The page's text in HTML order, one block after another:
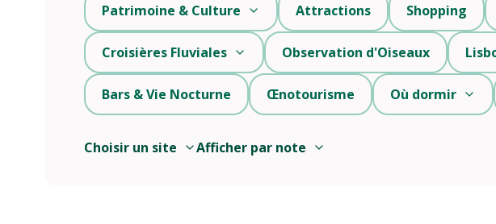
Choisir un site Afficher par note
Patrimoine & Culture Attractions Shopping
Croisières Fluviales Observation d'Oiseaux
Bars & Vie Nocturne Œnotourisme Où dormir